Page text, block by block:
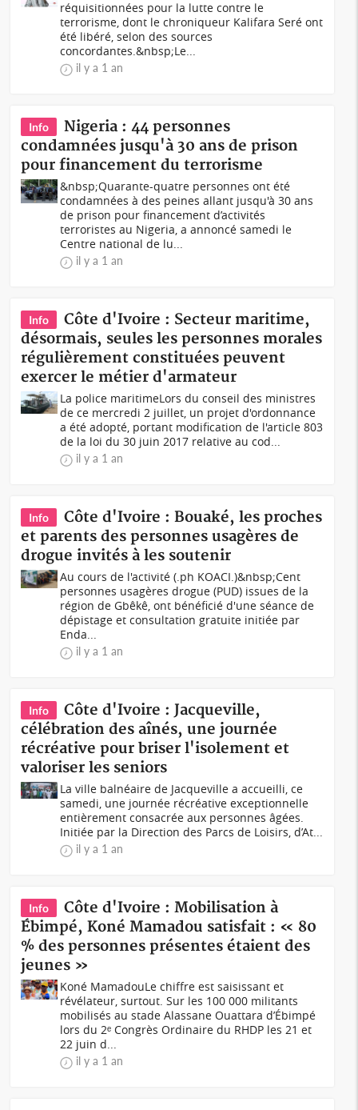
réquisitionnées pour la lutte contre le
terrorisme, dont le chroniqueur Kalifara Seré ont
été libéré, selon des sources
concordantes.&nbsp;Le...
il y a 1 an
Info
Nigeria : 44 personnes
condamnées jusqu'à 30 ans de prison
pour financement du terrorisme
&nbsp;Quarante-quatre personnes ont été
condamnées à des peines allant jusqu'à 30 ans
de prison pour financement d’activités
terroristes au Nigeria, a annoncé samedi le
Centre national de lu...
il y a 1 an
Info
Côte d'Ivoire : Secteur maritime,
désormais, seules les personnes morales
régulièrement constituées peuvent
exercer le métier d'armateur
La police maritimeLors du conseil des ministres
de ce mercredi 2 juillet, un projet d'ordonnance
a été adopté, portant modification de l'article 803
de la loi du 30 juin 2017 relative au cod...
il y a 1 an
Info
Côte d'Ivoire : Bouaké, les proches
et parents des personnes usagères de
drogue invités à les soutenir
Au cours de l'activité (.ph KOACI.)&nbsp;Cent
personnes usagères drogue (PUD) issues de la
région de Gbêkê, ont bénéficié d'une séance de
dépistage et consultation gratuite initiée par
Enda...
il y a 1 an
Info
Côte d'Ivoire : Jacqueville,
célébration des aînés, une journée
récréative pour briser l'isolement et
valoriser les seniors
La ville balnéaire de Jacqueville a accueilli, ce
samedi, une journée récréative exceptionnelle
entièrement consacrée aux personnes âgées.
Initiée par la Direction des Parcs de Loisirs, d’At...
il y a 1 an
Info
Côte d'Ivoire : Mobilisation à
Ébimpé, Koné Mamadou satisfait : « 80
% des personnes présentes étaient des
jeunes »
Koné MamadouLe chiffre est saisissant et
révélateur, surtout. Sur les 100 000 militants
mobilisés au stade Alassane Ouattara d’Ébimpé
lors du 2ᵉ Congrès Ordinaire du RHDP les 21 et
22 juin d...
il y a 1 an